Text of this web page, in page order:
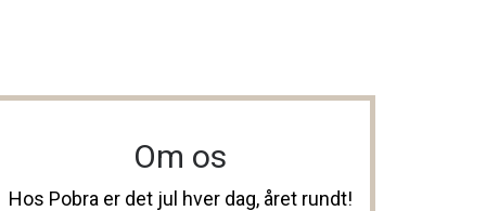
Om os
Hos Pobra er det jul hver dag, året rundt!